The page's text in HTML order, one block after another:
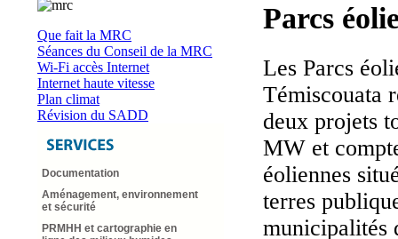
Que fait la MRC
Séances du Conseil de la MRC
Wi-Fi accès Internet
Internet haute vitesse
Plan climat
Révision du SADD
Documentation
Aménagement, environnement
et sécurité
PRMHH et cartographie en
Parcs
Les Parcs
Témiscouata
deux projets
MW et
éoliennes
terres
municipalités